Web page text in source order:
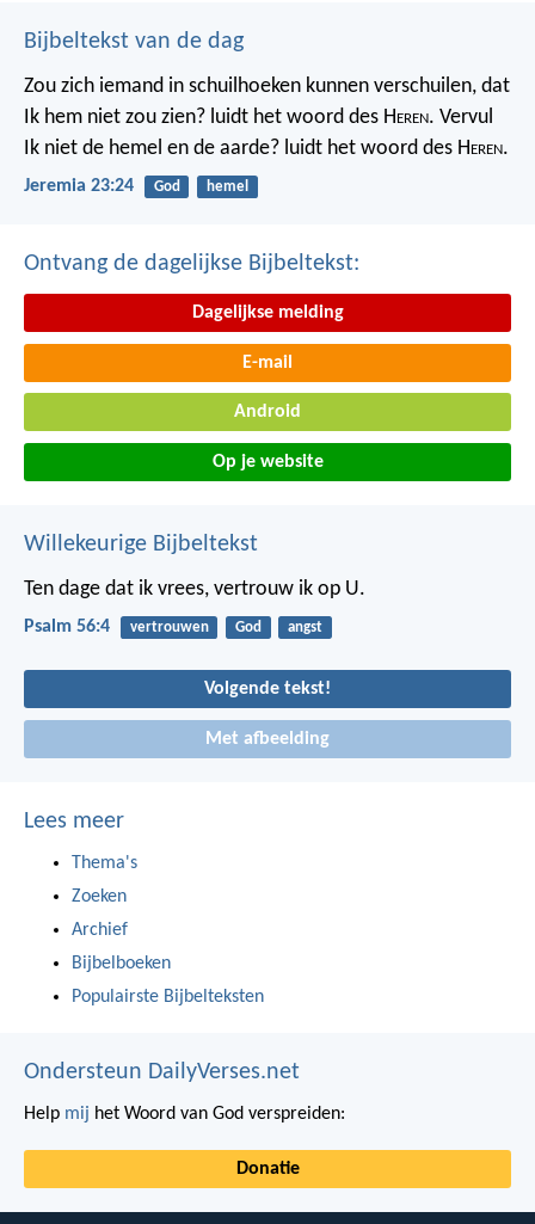
Bijbeltekst van de dag
Zou zich iemand in schuilhoeken kunnen verschuilen, dat
Ik hem niet zou zien? luidt het woord des Heren. Vervul
Ik niet de hemel en de aarde? luidt het woord des Heren.
Jeremia 23:24 God hemel
Ontvang de dagelijkse Bijbeltekst:
Dagelijkse melding
E-mail
Android
Op je website
Willekeurige Bijbeltekst
Ten dage dat ik vrees, vertrouw ik op U.
Psalm 56:4 vertrouwen God angst
Volgende tekst!
Met afbeelding
Lees meer
Thema's
Zoeken
Archief
Bijbelboeken
Populairste Bijbelteksten
Ondersteun DailyVerses.net
Help mij het Woord van God verspreiden:
Donatie